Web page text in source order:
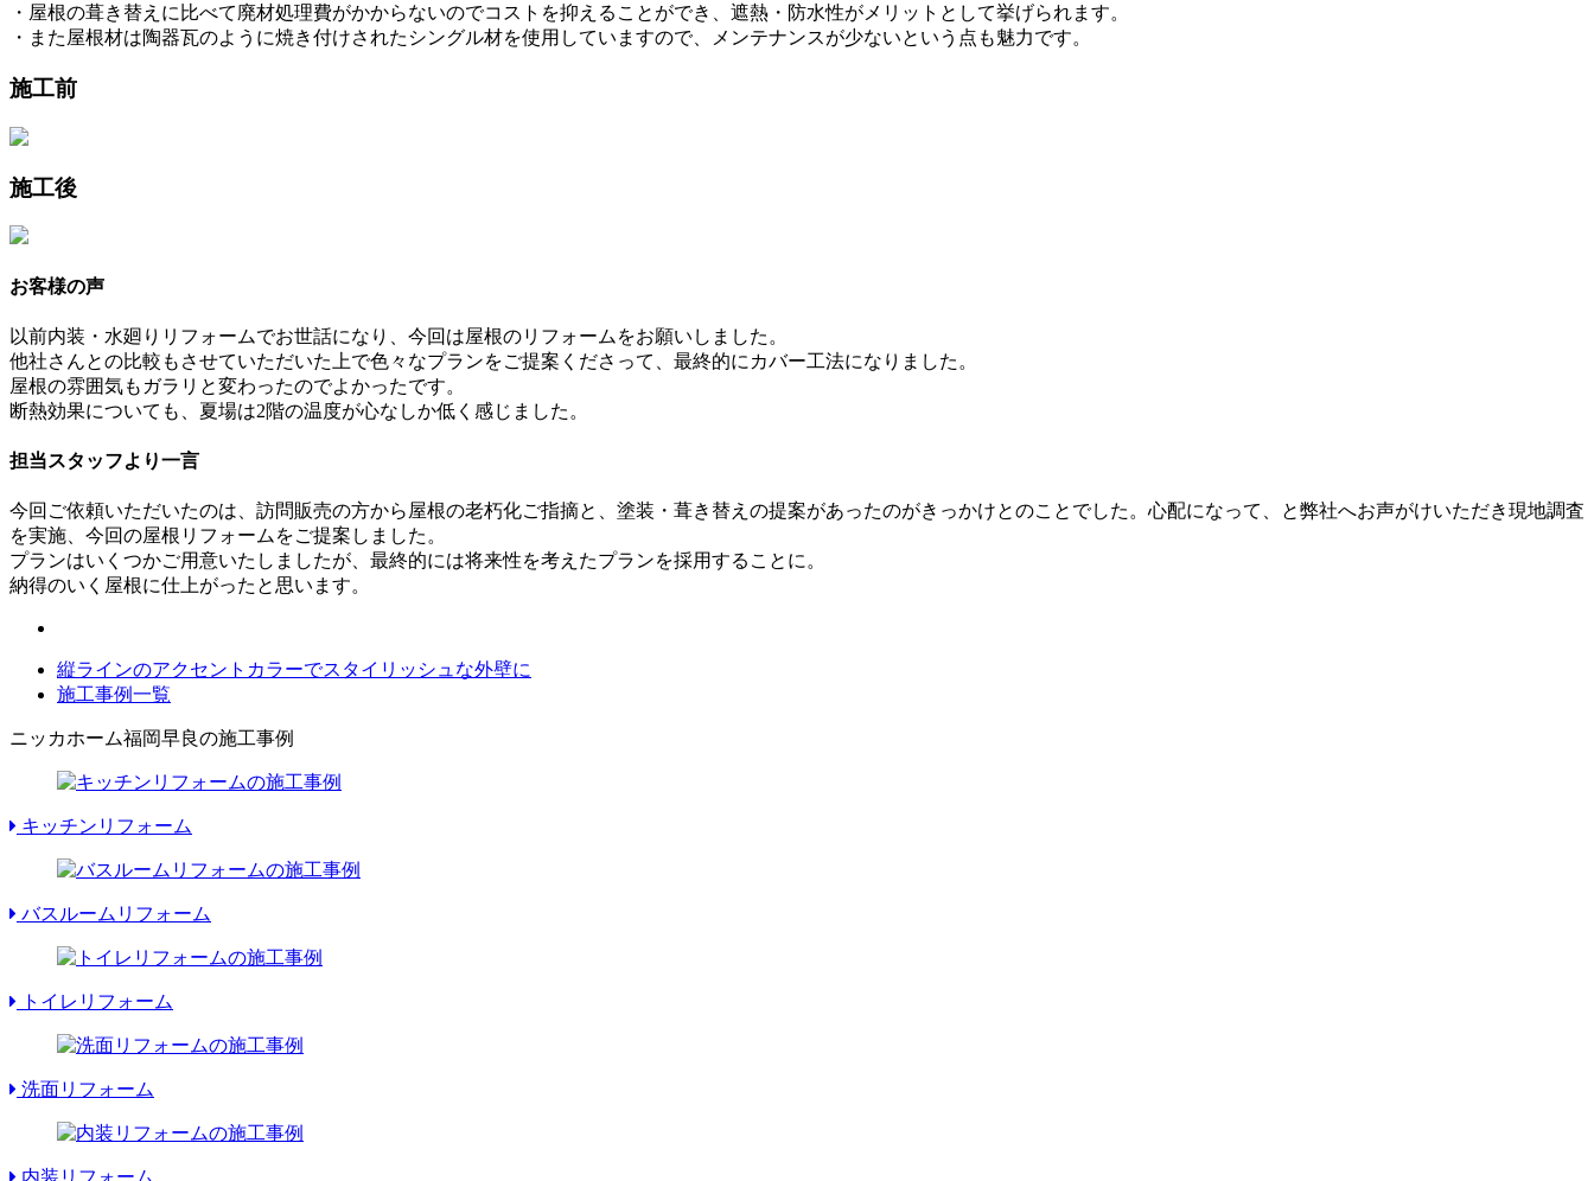
・屋根の葺き替えに比べて廃材処理費がかからないのでコストを抑えることができ、遮熱・防水性がメリットとして挙げられます。
・また屋根材は陶器瓦のように焼き付けされたシングル材を使用していますので、メンテナンスが少ないという点も魅力です。
施工前
施工後
お客様の声
以前内装・水廻りリフォームでお世話になり、今回は屋根のリフォームをお願いしました。
他社さんとの比較もさせていただいた上で色々なプランをご提案くださって、最終的にカバー工法になりました。
屋根の雰囲気もガラリと変わったのでよかったです。
断熱効果についても、夏場は2階の温度が心なしか低く感じました。
担当スタッフより一言
今回ご依頼いただいたのは、訪問販売の方から屋根の老朽化ご指摘と、塗装・葺き替えの提案があったのがきっかけとのことでした。心配になって、と弊社へお声がけいただき現地調査
を実施、今回の屋根リフォームをご提案しました。
プランはいくつかご用意いたしましたが、最終的には将来性を考えたプランを採用することに。
納得のいく屋根に仕上がったと思います。
縦ラインのアクセントカラーでスタイリッシュな外壁に
施工事例一覧
ニッカホーム福岡早良の施工事例
キッチンリフォーム
バスルームリフォーム
トイレリフォーム
洗面リフォーム